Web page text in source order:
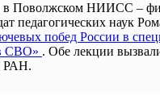
в Поволжском НИИСС –
педагогических наук
побед России в
СВО» . Обе лекции
РАН.